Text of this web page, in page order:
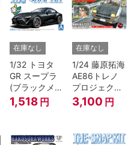
在庫なし
1/32 トヨタ
GR スープラ
(ブラックメタ
リック)
1,518 円
在庫なし
1/24 藤原拓海
AE86トレノ
プロジェクト
D仕様『頭文
字D』
3,100 円